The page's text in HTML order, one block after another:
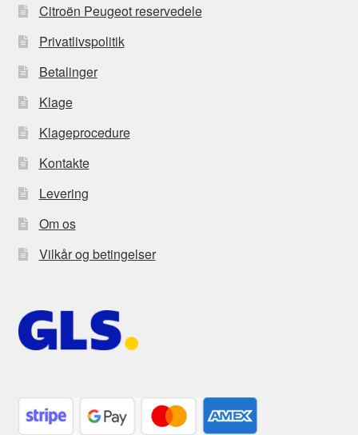
Citroën Peugeot reservedele
Privatlivspolitik
Betalinger
Klage
Klageprocedure
Kontakte
Levering
Om os
Vilkår og betingelser